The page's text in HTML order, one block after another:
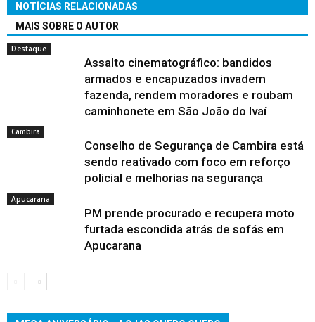
NOTÍCIAS RELACIONADAS
MAIS SOBRE O AUTOR
Destaque
Assalto cinematográfico: bandidos
armados e encapuzados invadem
fazenda, rendem moradores e roubam
caminhonete em São João do Ivaí
Cambira
Conselho de Segurança de Cambira está
sendo reativado com foco em reforço
policial e melhorias na segurança
Apucarana
PM prende procurado e recupera moto
furtada escondida atrás de sofás em
Apucarana